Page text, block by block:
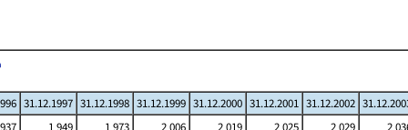
31.12.1997 31.12.1998 31.12.1999 31.12.2000 31.12.2001 31.12.2002